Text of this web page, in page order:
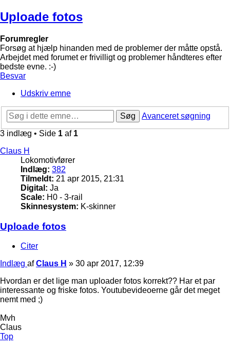
Uploade fotos
Forumregler
Forsøg at hjælp hinanden med de problemer der måtte opstå.
Arbejdet med forumet er frivilligt og problemer håndteres efter
bedste evne. :-)
Besvar
Udskriv emne
Søg
Avanceret søgning
3 indlæg • Side 1 af 1
Claus H
Lokomotivfører
Indlæg: 382
Tilmeldt: 21 apr 2015, 21:31
Digital: Ja
Scale: H0 - 3-rail
Skinnesystem: K-skinner
Uploade fotos
Citer
Indlæg afClaus H » 30 apr 2017, 12:39
Hvordan er det lige man uploader fotos korrekt?? Har et par
interessante og friske fotos. Youtubevideoerne går det meget
nemt med ;)
Mvh
Claus
Top